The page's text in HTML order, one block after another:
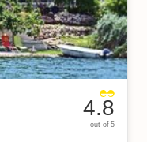
4.8
out of 5